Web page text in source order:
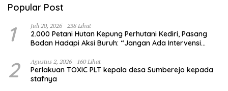
Popular Post
1 Juli 20, 2026 238 Lihat
2.000 Petani Hutan Kepung Perhutani Kediri, Pasang
Badan Hadapi Aksi Buruh: “Jangan Ada Intervensi
2 Agustus 2, 2026 160 Lihat
Perlakuan TOXIC PLT kepala desa Sumberejo kepada
stafnya